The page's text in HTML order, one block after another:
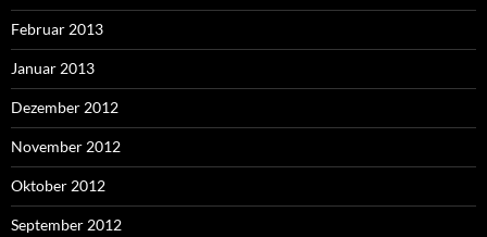
Februar 2013
Januar 2013
Dezember 2012
November 2012
Oktober 2012
September 2012